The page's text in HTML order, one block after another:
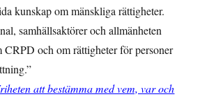
kunskap om mänskliga rättigheter.
samhällsaktörer och allmänheten
CRPD och om rättigheter för personer
att bestämma med vem, var och